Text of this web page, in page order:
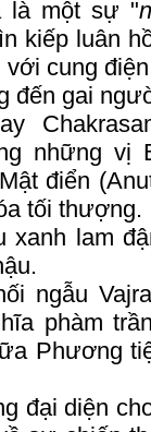
là một sự "
kiếp luân
cung
đến gai
những vị
điển
tối thượng.
xanh lam
ngẫu
phàm
Phương
đại diện